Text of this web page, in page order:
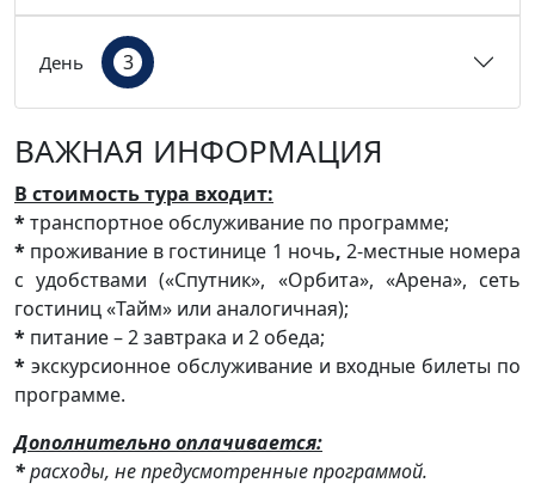
День 3
ВАЖНАЯ ИНФОРМАЦИЯ
В стоимость тура входит:
*транспортное обслуживание по программе;
* проживание в гостинице 1 ночь, 2-местные номера
с удобствами («Спутник», «Орбита», «Арена», сеть
гостиниц «Тайм» или аналогичная);
* питание – 2 завтрака и 2 обеда;
* экскурсионное обслуживание и входные билеты по
программе.
Дополнительно оплачивается:
*расходы, не предусмотренные программой.